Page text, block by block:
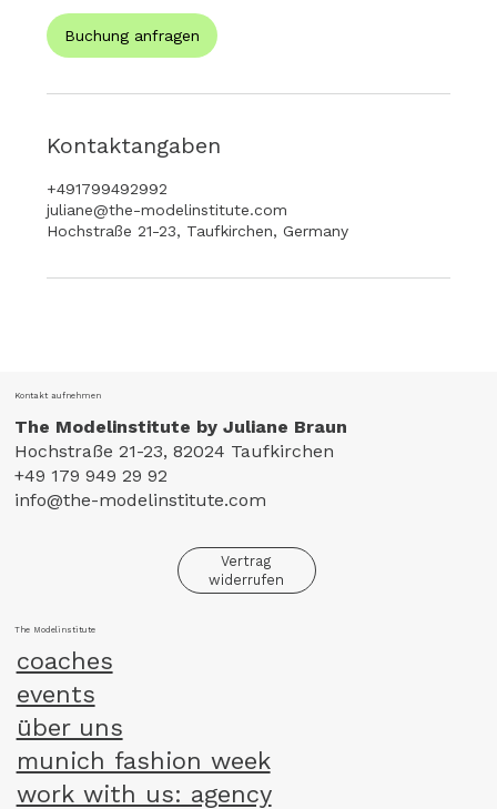
d
Buchung anfragen
Kontaktangaben
+491799492992
juliane@the-modelinstitute.com
Hochstraße 21-23, Taufkirchen, Germany
Kontakt aufnehmen
The Modelinstitute by Juliane Braun
Hochstraße 21-23, 82024 Taufkirchen
+49 179 949 29 92
info@the-modelinstitute.com
Vertrag
widerrufen
The Modelinstitute
coaches
events
über uns
munich fashion week
work with us: agency